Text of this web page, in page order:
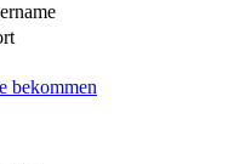
bekommen